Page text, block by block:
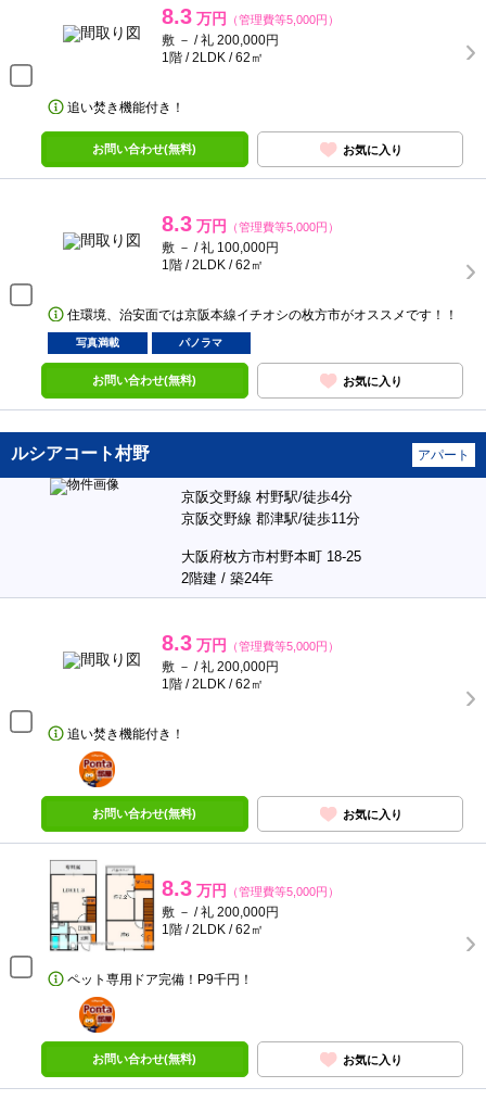
8.3 万円 （管理費等5,000円）
敷 － / 礼 200,000円
1階 / 2LDK / 62㎡
追い焚き機能付き！
お問い合わせ(無料) お気に入り
8.3 万円 （管理費等5,000円）
敷 － / 礼 100,000円
1階 / 2LDK / 62㎡
住環境、治安面では京阪本線イチオシの枚方市がオススメです！！
写真満載 パノラマ
お問い合わせ(無料) お気に入り
ルシアコート村野 アパート
京阪交野線 村野駅/徒歩4分
京阪交野線 郡津駅/徒歩11分
大阪府枚方市村野本町 18-25
2階建 / 築24年
8.3 万円 （管理費等5,000円）
敷 － / 礼 200,000円
1階 / 2LDK / 62㎡
追い焚き機能付き！
ポンタ
部屋
お問い合わせ(無料) お気に入り
8.3 万円 （管理費等5,000円）
敷 － / 礼 200,000円
1階 / 2LDK / 62㎡
ペット専用ドア完備！P9千円！
ポンタ
部屋
お問い合わせ(無料) お気に入り